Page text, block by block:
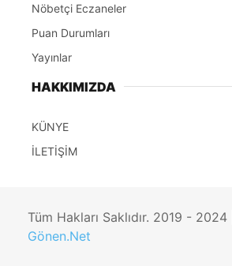
Nöbetçi Eczaneler
Puan Durumları
Yayınlar
HAKKIMIZDA
KÜNYE
İLETİŞİM
Tüm Hakları Saklıdır. 2019 - 2024 |
Gönen.Net